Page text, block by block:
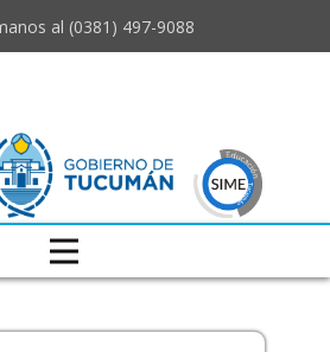
al (0381) ​497-9088